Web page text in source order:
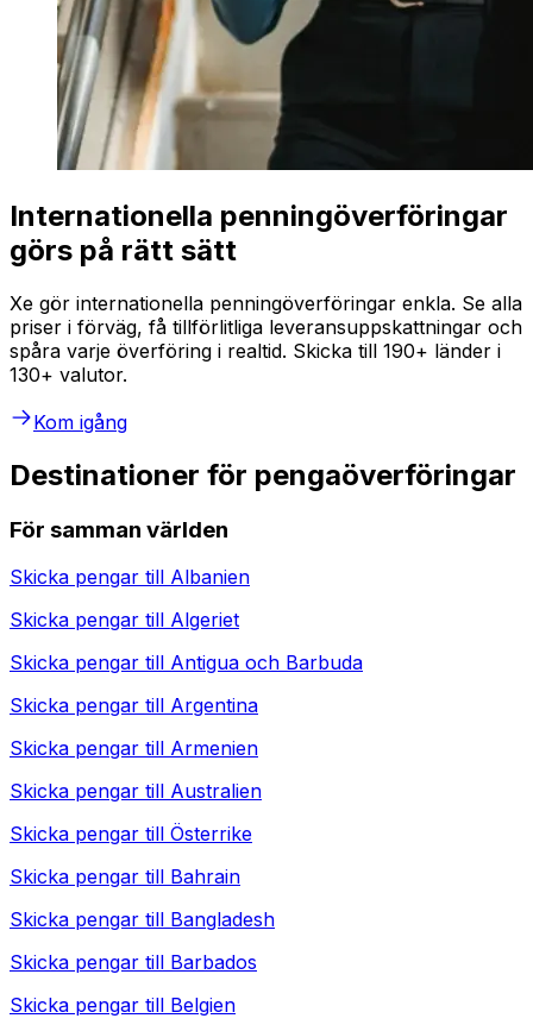
Internationella penningöverföringar
görs på rätt sätt
Xe gör internationella penningöverföringar enkla. Se alla
priser i förväg, få tillförlitliga leveransuppskattningar och
spåra varje överföring i realtid. Skicka till 190+ länder i
130+ valutor.
Kom igång
Destinationer för pengaöverföringar
För samman världen
Skicka pengar till Albanien
Skicka pengar till Algeriet
Skicka pengar till Antigua och Barbuda
Skicka pengar till Argentina
Skicka pengar till Armenien
Skicka pengar till Australien
Skicka pengar till Österrike
Skicka pengar till Bahrain
Skicka pengar till Bangladesh
Skicka pengar till Barbados
Skicka pengar till Belgien